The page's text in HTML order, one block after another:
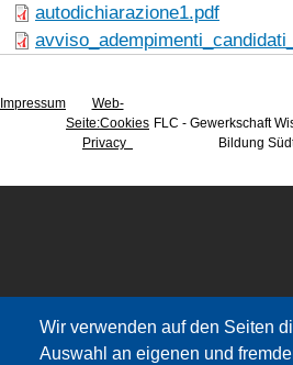
Wir verwenden auf den Seiten
Auswahl an eigenen und
autodichiarazione1.pdf
Impressum
Web-
Seite:Cookies
Privacy
FLC - Gewerkschaft
Bildung